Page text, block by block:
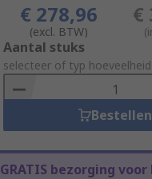
€ 278,96
(excl. BTW)
€
Add
to
Basket
Aantal stuks
selecteer of typ hoeveelheid
Bestellen
GRATIS bezorging